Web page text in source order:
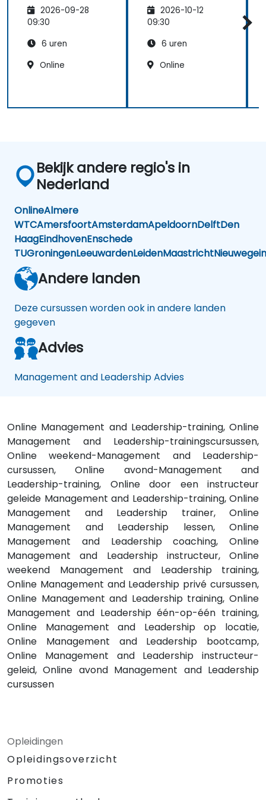
binnen teams
voor managers
middenniveau
2026-09-28
09:30
6 uren
Online
binnen teams
voor managers
middenniveau
2026-10-12
09:30
6 uren
Online
Bekijk andere regio's in
Nederland
OnlineAlmere
WTCAmersfoortAmsterdamApeldoornDelftDen
HaagEindhovenEnschede
TUGroningenLeeuwardenLeidenMaastrichtNieuwegein
Andere landen
Deze cursussen worden ook in andere landen
gegeven
Advies
Management and Leadership Advies
Online Management and Leadership-training, Online
Management and Leadership-trainingscursussen,
Online weekend-Management and Leadership-
cursussen, Online avond-Management and
Leadership-training, Online door een instructeur
geleide Management and Leadership-training, Online
Management and Leadership trainer, Online
Management and Leadership lessen, Online
Management and Leadership coaching, Online
Management and Leadership instructeur, Online
weekend Management and Leadership training,
Online Management and Leadership privé cursussen,
Online Management and Leadership training, Online
Management and Leadership één-op-één training,
Online Management and Leadership op locatie,
Online Management and Leadership bootcamp,
Online Management and Leadership instructeur-
geleid, Online avond Management and Leadership
cursussen
Opleidingen
Opleidingsoverzicht
Promoties